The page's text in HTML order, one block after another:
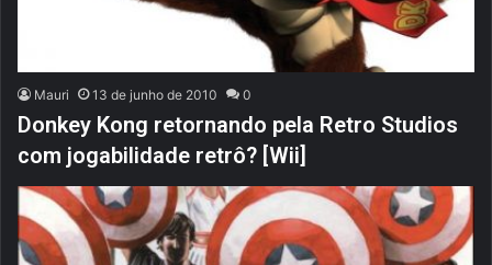
Mauri 13 de junho de 2010 0
Donkey Kong retornando pela Retro Studios
com jogabilidade retrô? [Wii]